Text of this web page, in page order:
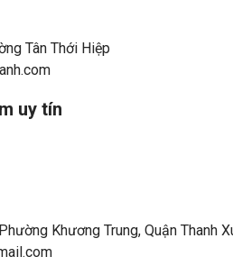
Tân Thới Hiệp
uy tín
Khương Trung, Quận Thanh